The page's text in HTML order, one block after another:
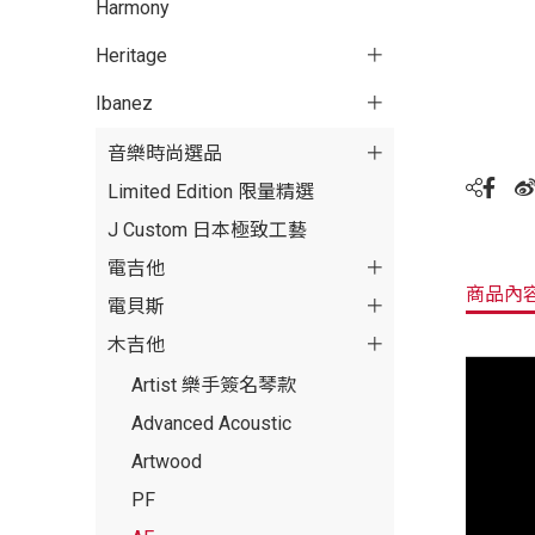
Harmony
Heritage
Ibanez
音樂時尚選品
Limited Edition 限量精選
J Custom 日本極致工藝
電吉他
電貝斯
木吉他
Artist 樂手簽名琴款
Advanced Acoustic
Artwood
PF
商品內